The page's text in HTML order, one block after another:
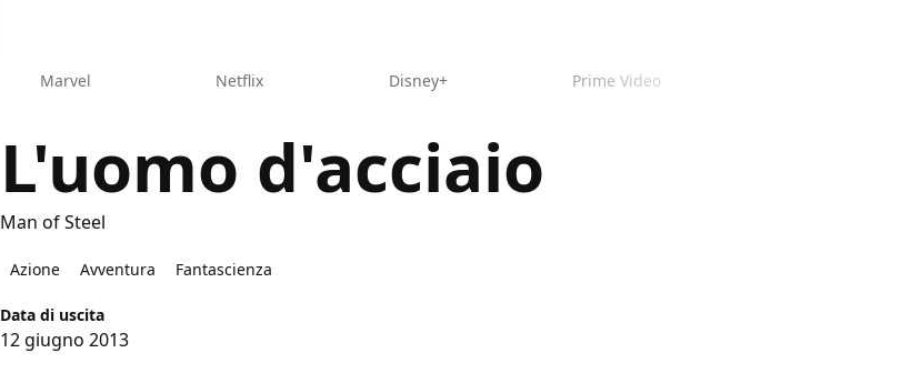
Marvel Netflix Disney+ Prime Video
L'uomo d'acciaio
Man of Steel
Azione Avventura Fantascienza
Data di uscita
12 giugno 2013